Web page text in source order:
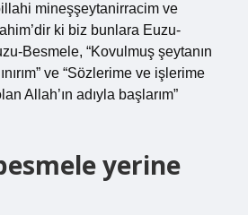
mineşşeytanirracim ve
ki biz bunlara Euzu-
Besmele, “Kovulmuş şeytanın
ve “Sözlerime ve işlerime
Allah’ın adıyla başlarım”
yerine